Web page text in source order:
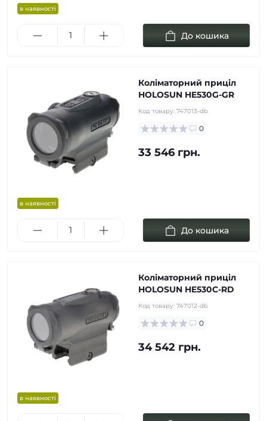
в наявності
До кошика
в наявності
Коліматорний приціл
HOLOSUN HE530G-GR
Код товару: 747013-db
0
33 546 грн.
До кошика
в наявності
Коліматорний приціл
HOLOSUN HE530C-RD
Код товару: 747012-db
0
34 542 грн.